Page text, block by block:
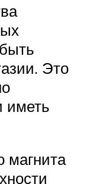
Это
иметь
магнита